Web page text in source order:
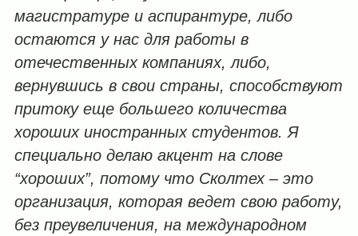
магистратуре и аспирантуре, либо
остаются у нас для работы в
отечественных компаниях, либо,
вернувшись в свои страны, способствуют
притоку еще большего количества
хороших иностранных студентов. Я
специально делаю акцент на слове
“хороших”, потому что Сколтех – это
организация, которая ведет свою работу,
без преувеличения, на международном